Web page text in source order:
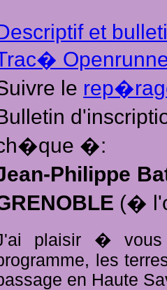
et
le
�:
Philippe
(�
plaisir � vous
les
en Haute